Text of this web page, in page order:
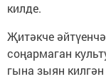
килде.
Җитәкче
соңармаган
гына зыян